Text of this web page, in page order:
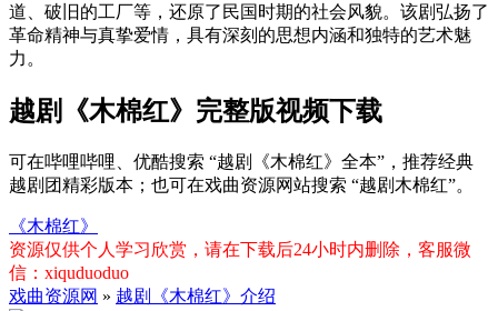
道、破旧的工厂等，还原了民国时期的社会风貌。该剧弘扬了
革命精神与真挚爱情，具有深刻的思想内涵和独特的艺术魅
力。
越剧《木棉红》完整版视频下载
可在哔哩哔哩、优酷搜索 “越剧《木棉红》全本”，推荐经典
越剧团精彩版本；也可在戏曲资源网站搜索 “越剧木棉红”。
《木棉红》
资源仅供个人学习欣赏，请在下载后24小时内删除，客服微
信：xiquduoduo
戏曲资源网 » 越剧《木棉红》介绍